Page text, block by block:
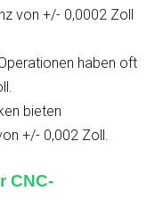
von +/- 0,0002 Zoll
haben oft
bieten
+/- 0,002 Zoll.
CNC-